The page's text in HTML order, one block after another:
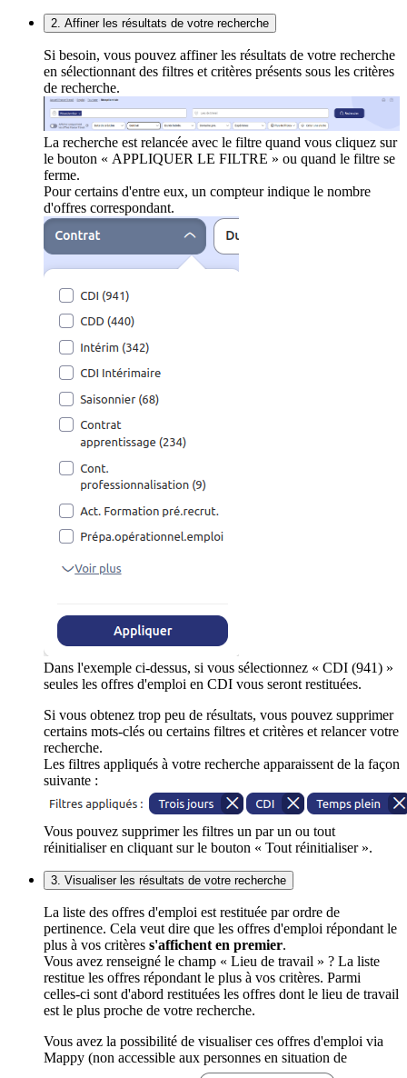
2. Affiner les résultats de votre recherche
Si besoin, vous pouvez affiner les résultats de votre recherche
en sélectionnant des filtres et critères présents sous les critères
de recherche.
La recherche est relancée avec le filtre quand vous cliquez sur
le bouton « APPLIQUER LE FILTRE » ou quand le filtre se
ferme.
Pour certains d'entre eux, un compteur indique le nombre
d'offres correspondant.
Dans l'exemple ci-dessus, si vous sélectionnez « CDI (941) »
seules les offres d'emploi en CDI vous seront restituées.
Si vous obtenez trop peu de résultats, vous pouvez supprimer
certains mots-clés ou certains filtres et critères et relancer votre
recherche.
Les filtres appliqués à votre recherche apparaissent de la façon
suivante :
Vous pouvez supprimer les filtres un par un ou tout
réinitialiser en cliquant sur le bouton « Tout réinitialiser ».
3. Visualiser les résultats de votre recherche
La liste des offres d'emploi est restituée par ordre de
pertinence. Cela veut dire que les offres d'emploi répondant le
plus à vos critères s'affichent en premier.
Vous avez renseigné le champ « Lieu de travail » ? La liste
restitue les offres répondant le plus à vos critères. Parmi
celles-ci sont d'abord restituées les offres dont le lieu de travail
est le plus proche de votre recherche.
Vous avez la possibilité de visualiser ces offres d'emploi via
Mappy (non accessible aux personnes en situation de